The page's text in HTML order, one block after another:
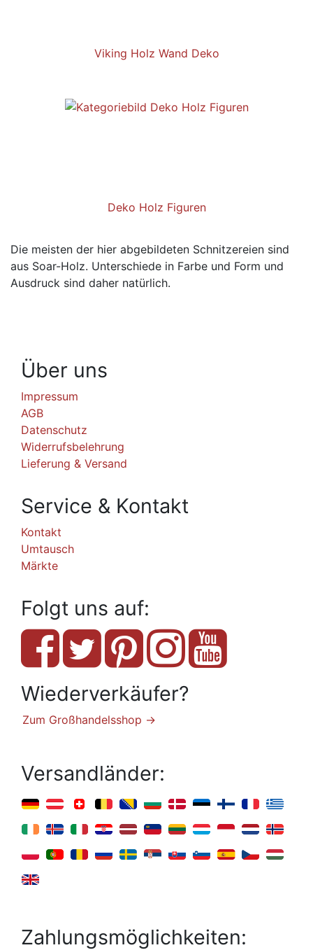
Viking Holz Wand Deko
Deko Holz Figuren
Die meisten der hier abgebildeten Schnitzereien sind
aus Soar-Holz. Unterschiede in Farbe und Form und
Ausdruck sind daher natürlich.
Über uns
Impressum
AGB
Datenschutz
Widerrufsbelehrung
Lieferung & Versand
Service & Kontakt
Kontakt
Umtausch
Märkte
Folgt uns auf:
Wiederverkäufer?
Zum Großhandelsshop →
Versandländer:
Zahlungsmöglichkeiten: